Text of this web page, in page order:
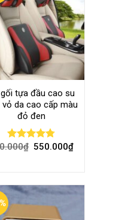
tựa đầu cao su
vỏ da cao cấp màu
đỏ đen
Rated4.80
₫ 550.000₫